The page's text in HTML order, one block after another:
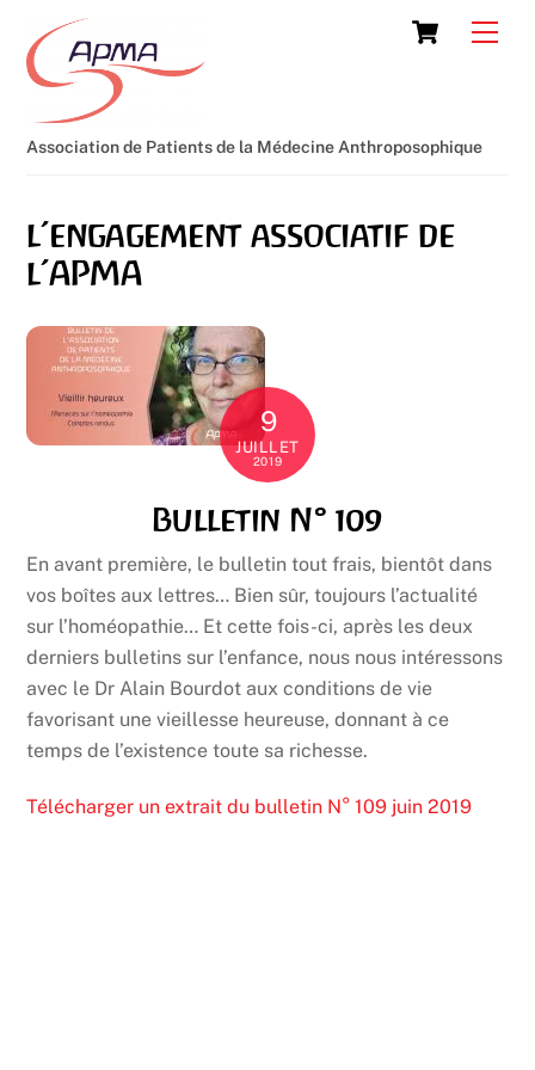
content
Cart
Association de Patients de la Médecine Anthroposophique
l’engagement associatif de
l’APMA
9
JUILLET
2019
Bulletin N° 109
En avant première, le bulletin tout frais, bientôt dans
vos boîtes aux lettres… Bien sûr, toujours l’actualité
sur l’homéopathie… Et cette fois-ci, après les deux
derniers bulletins sur l’enfance, nous nous intéressons
avec le Dr Alain Bourdot aux conditions de vie
favorisant une vieillesse heureuse, donnant à ce
temps de l’existence toute sa richesse.
Télécharger un extrait du bulletin N° 109 juin 2019